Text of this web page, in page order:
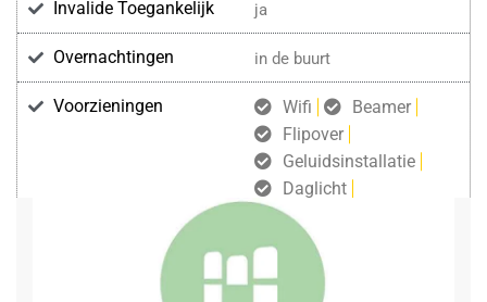
Invalide Toegankelijk ja
Overnachtingen in de buurt
Voorzieningen Wifi
Beamer
Flipover
Geluidsinstallatie
Daglicht
Microfoon
Minibar